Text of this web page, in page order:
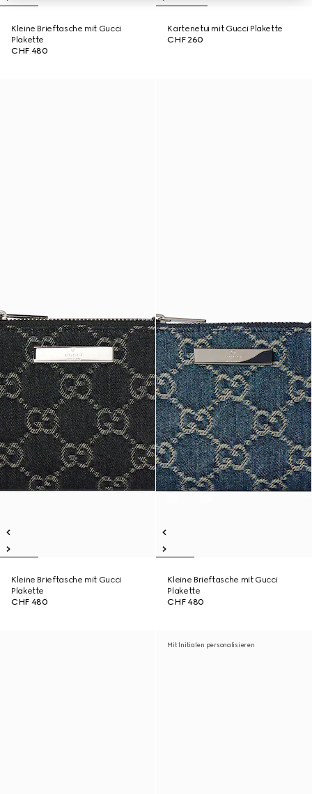
Kleine Brieftasche mit Gucci
Plakette
CHF 480
Kartenetui mit Gucci Plakette
CHF 260
Kleine Brieftasche mit Gucci
Plakette
CHF 480
Kleine Brieftasche mit Gucci
Plakette
CHF 480
Mit Initialen personalisieren